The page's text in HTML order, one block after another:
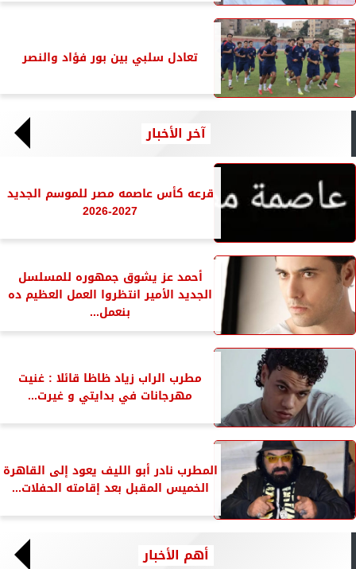
تعادل سلبي بين بور فؤاد والنصر
آخر الأخبار
قرعه كأس عاصمه مصر للموسم الجديد
2027-2026
أحمد عز يشوق جمهوره للمسلسل
الجديد الأمير انتظروا العمل العظيم ده
بنعمل...
مطرب الراب زياد ظاظا قائلا : غنيت
مهرجانات في بدايتي و غيرت...
المطرب نادر أبو الليف يعود إلى القاهرة
الخميس المقبل بعد إقامته الحفلات...
أهم الأخبار